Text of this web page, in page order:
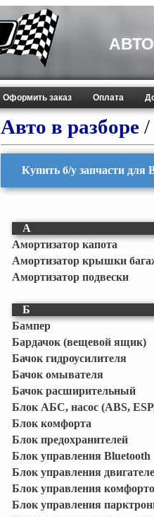
Оформить заказ Оплата
Авто в разборе /
Купить б/у запчасти для
А
Амортизатор капота
Амортизатор крышки
Амортизатор подвески
Б
Бампер
Бардачок (вещевой ящик)
Бачок гидроусилителя
Бачок омывателя
Бачок расширительный
Блок АБС, насос (ABS,
Блок комфорта
Блок предохранителей
Блок управления Bluetooth
Блок управления
Блок управления
Блок управления